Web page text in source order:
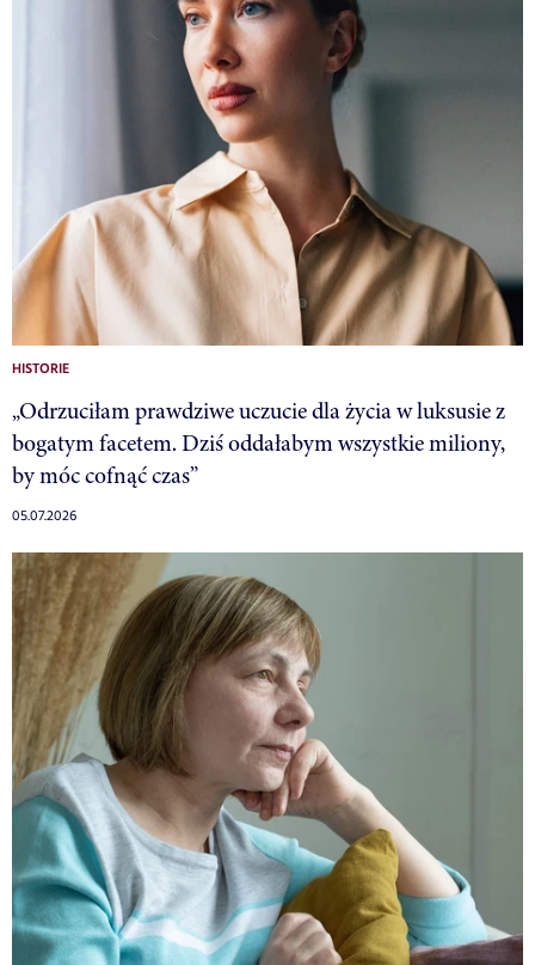
HISTORIE
„Odrzuciłam prawdziwe uczucie dla życia w luksusie z
bogatym facetem. Dziś oddałabym wszystkie miliony,
by móc cofnąć czas”
05.07.2026